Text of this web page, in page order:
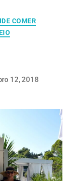
COMER
12, 2018